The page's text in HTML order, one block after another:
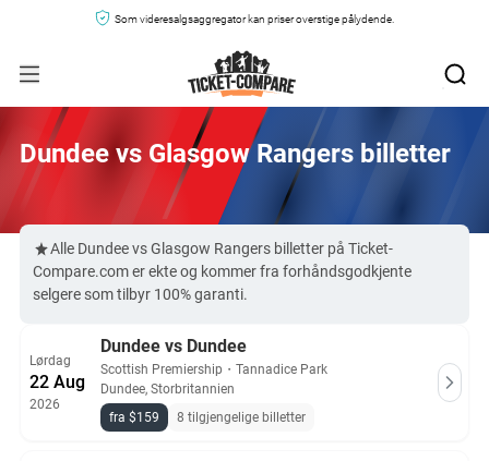
Som videresalgsaggregator kan priser overstige pålydende.
Dundee vs Glasgow Rangers billetter
Alle Dundee vs Glasgow Rangers billetter på Ticket-
Compare.com er ekte og kommer fra forhåndsgodkjente
selgere som tilbyr 100% garanti.
Lørdag
22 Aug
2026
Dundee vs Dundee
Scottish Premiership ・ Tannadice Park
Dundee, Storbritannien
fra $159
8 tilgjengelige billetter